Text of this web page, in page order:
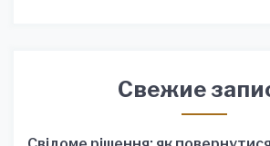
Свежие